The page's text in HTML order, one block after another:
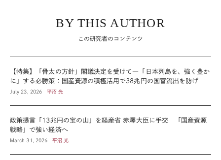
BY THIS AUTHOR
この研究者のコンテンツ
【特集】「骨太の方針」閣議決定を受けて―「日本列島を、強く豊か
に」する必勝策：国産資源の積極活用で38兆円の国富流出を防げ
July 23, 2026 平沼 光
政策提言「13兆円の宝の山」を経産省 赤澤大臣に手交 「国産資源
戦略」で強い経済へ
March 31, 2026 平沼 光